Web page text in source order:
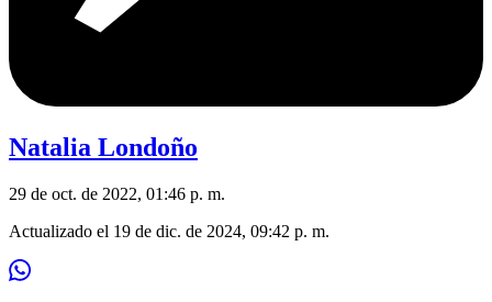
Natalia Londoño
29 de oct. de 2022, 01:46 p. m.
Actualizado el 19 de dic. de 2024, 09:42 p. m.